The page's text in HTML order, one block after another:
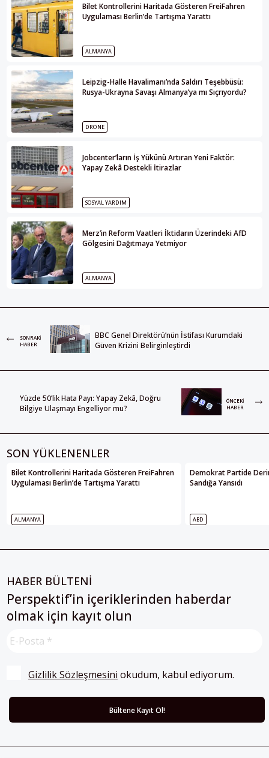
Bilet Kontrollerini Haritada Gösteren FreiFahren
Uygulaması Berlin’de Tartışma Yarattı
ALMANYA
Leipzig-Halle Havalimanı’nda Saldırı Teşebbüsü:
Rusya-Ukrayna Savaşı Almanya’ya mı Sıçrıyordu?
DRONE
Jobcenter’ların İş Yükünü Artıran Yeni Faktör:
Yapay Zekâ Destekli İtirazlar
SOSYAL YARDIM
Merz’in Reform Vaatleri İktidarın Üzerindeki AfD
Gölgesini Dağıtmaya Yetmiyor
ALMANYA
SONRAKI
HABER
BBC Genel Direktörü’nün İstifası Kurumdaki
Güven Krizini Belirginleştirdi
Yüzde 50’lik Hata Payı: Yapay Zekâ, Doğru
Bilgiye Ulaşmayı Engelliyor mu?
ÖNCEKI
HABER
SON YÜKLENENLER
Bilet Kontrollerini Haritada Gösteren FreiFahren
Uygulaması Berlin’de Tartışma Yarattı
ALMANYA
Demokrat Partide
Sandığa Yansıdı
ABD
HABER BÜLTENİ
Perspektif’in içeriklerinden haberdar
olmak için kayıt olun
Gizlilik Sözleşmesini okudum, kabul ediyorum.